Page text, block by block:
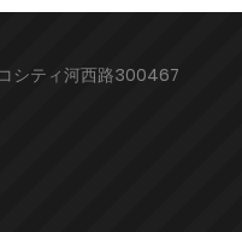
シティ河西路300467